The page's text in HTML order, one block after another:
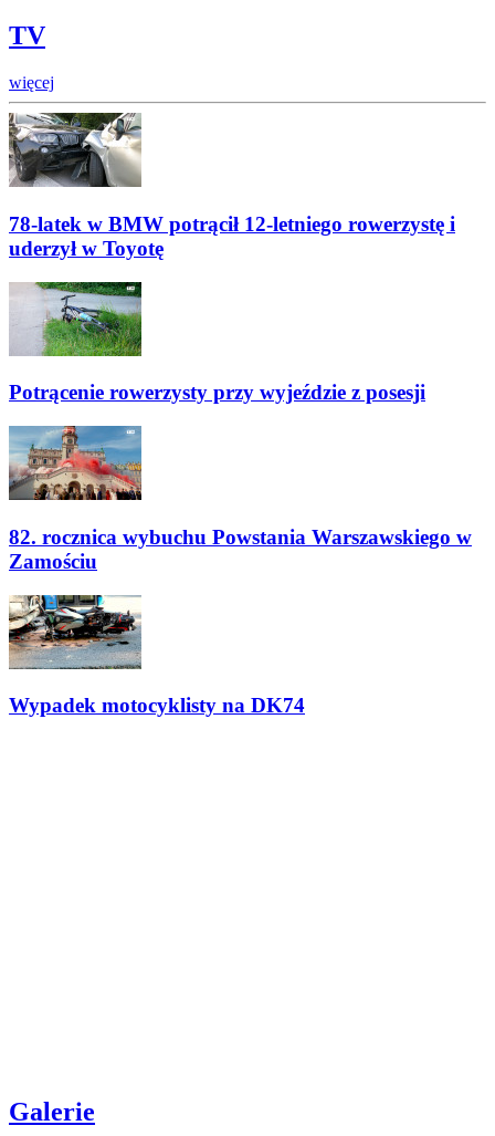
TV
więcej
78-latek w BMW potrącił 12-letniego rowerzystę i
uderzył w Toyotę
Potrącenie rowerzysty przy wyjeździe z posesji
82. rocznica wybuchu Powstania Warszawskiego w
Zamościu
Wypadek motocyklisty na DK74
Galerie